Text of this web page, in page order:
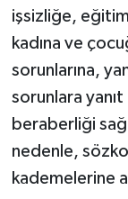
işsizliğe,
kadına ve
sorunlarına,
sorunlara
beraberliği
nedenle,
kademelerine